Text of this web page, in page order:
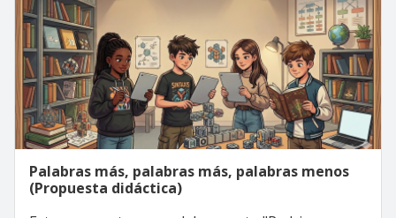
Palabras más, palabras más, palabras menos
(Propuesta didáctica)